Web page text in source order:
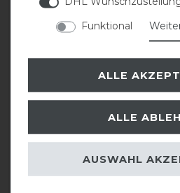
Equiline Belair Airbag
Funktional
ALLE
ALLE
AUSWAHL